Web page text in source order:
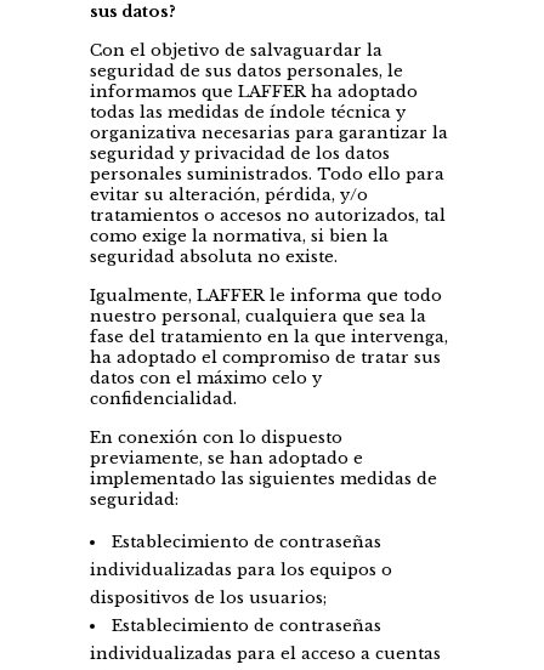
sus datos?
Con el objetivo de salvaguardar la
seguridad de sus datos personales, le
informamos que LAFFER ha adoptado
todas las medidas de índole técnica y
organizativa necesarias para garantizar la
seguridad y privacidad de los datos
personales suministrados. Todo ello para
evitar su alteración, pérdida, y/o
tratamientos o accesos no autorizados, tal
como exige la normativa, si bien la
seguridad absoluta no existe.
Igualmente, LAFFER le informa que todo
nuestro personal, cualquiera que sea la
fase del tratamiento en la que intervenga,
ha adoptado el compromiso de tratar sus
datos con el máximo celo y
confidencialidad.
En conexión con lo dispuesto
previamente, se han adoptado e
implementado las siguientes medidas de
seguridad:
Establecimiento de contraseñas
individualizadas para los equipos o
dispositivos de los usuarios;
Establecimiento de contraseñas
individualizadas para el acceso a cuentas